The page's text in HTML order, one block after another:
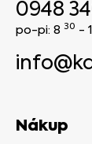
0948
po-pi: 8 30 -
Nákup